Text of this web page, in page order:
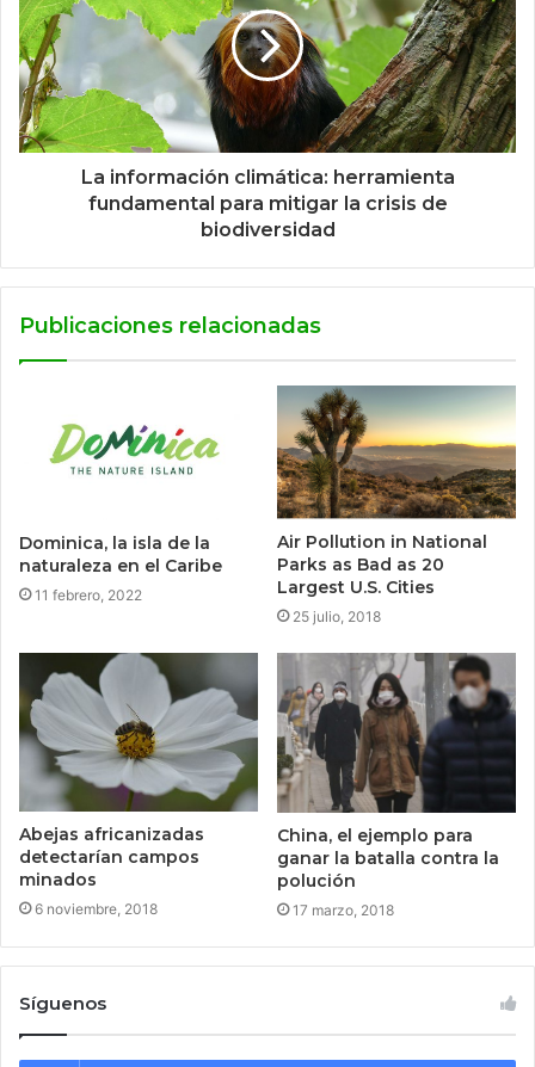
La información climática: herramienta
fundamental para mitigar la crisis de
biodiversidad
Publicaciones relacionadas
Dominica, la isla de la
naturaleza en el Caribe
11 febrero, 2022
Air Pollution in National
Parks as Bad as 20
Largest U.S. Cities
25 julio, 2018
Abejas africanizadas
detectarían campos
minados
6 noviembre, 2018
China, el ejemplo para
ganar la batalla contra la
polución
17 marzo, 2018
Síguenos